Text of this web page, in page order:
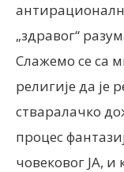
„здравог“
Слажемо се са
религије да
стваралачко
процес
човековог ЈА,